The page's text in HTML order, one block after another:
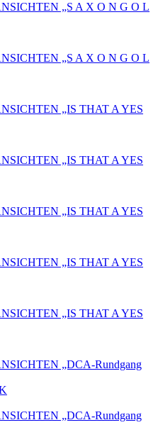
„S A X O N G O L
„S A X O N G O L
„IS THAT A YES
„IS THAT A YES
„IS THAT A YES
„IS THAT A YES
„IS THAT A YES
„DCA-Rundgang
„DCA-Rundgang